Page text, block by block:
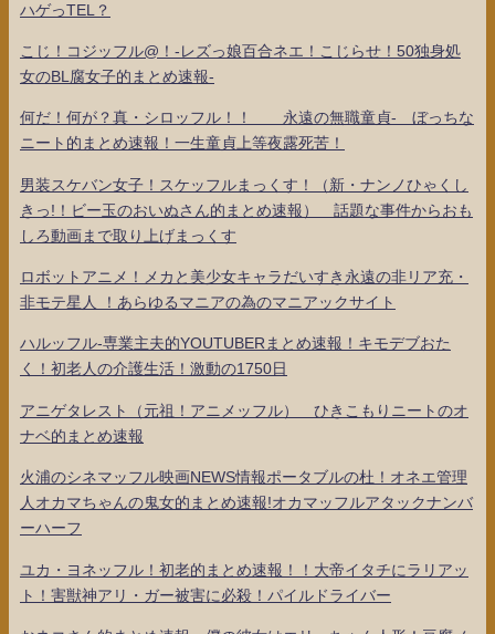
ハゲっTEL？
こじ！コジッフル@！-レズっ娘百合ネエ！こじらせ！50独身処
女のBL腐女子的まとめ速報-
何だ！何が？真・シロッフル！！ 永遠の無職童貞- ぼっちな
ニート的まとめ速報！一生童貞上等夜露死苦！
男装スケバン女子！スケッフルまっくす！（新・ナンノひゃくし
きっ!！ビー玉のおいぬさん的まとめ速報） 話題な事件からおも
しろ動画まで取り上げまっくす
ロボットアニメ！メカと美少女キャラだいすき永遠の非リア充・
非モテ星人 ！あらゆるマニアの為のマニアックサイト
ハルッフル-専業主夫的YOUTUBERまとめ速報！キモデブおた
く！初老人の介護生活！激動の1750日
アニゲタレスト（元祖！アニメッフル） ひきこもりニートのオ
ナベ的まとめ速報
火浦のシネマッフル映画NEWS情報ポータブルの杜！オネエ管理
人オカマちゃんの鬼女的まとめ速報!オカマッフルアタックナンバ
ーハーフ
ユカ・ヨネッフル！初老的まとめ速報！！大帝イタチにラリアッ
ト！害獣神アリ・ガー被害に必殺！パイルドライバー